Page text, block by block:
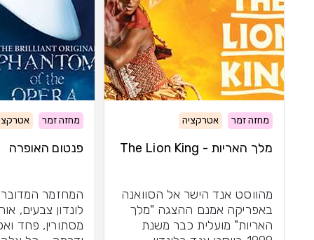
מחזה זמר אטרקציה
מלך האריות - The Lion King
מהווסט אנד הישר אל הסוואנה
באפריקה אמנם ההצגה "מלך
האריות" מועלית כבר משנת
מחזה זמר
פנטום האופרה
המחזמר
לונדון צבעים,
מסתורין, פחד